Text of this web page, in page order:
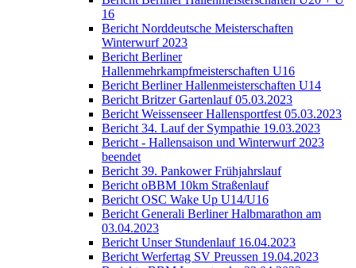
16
Bericht Norddeutsche Meisterschaften
Winterwurf 2023
Bericht Berliner
Hallenmehrkampfmeisterschaften U16
Bericht Berliner Hallenmeisterschaften U14
Bericht Britzer Gartenlauf 05.03.2023
Bericht Weissenseer Hallensportfest 05.03.2023
Bericht 34. Lauf der Sympathie 19.03.2023
Bericht - Hallensaison und Winterwurf 2023
beendet
Bericht 39. Pankower Frühjahrslauf
Bericht oBBM 10km Straßenlauf
Bericht OSC Wake Up U14/U16
Bericht Generali Berliner Halbmarathon am
03.04.2023
Bericht Unser Stundenlauf 16.04.2023
Bericht Werfertag SV Preussen 19.04.2023